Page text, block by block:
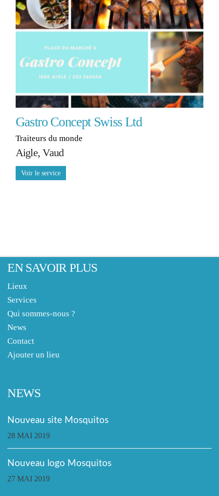
Gastro Concept Swiss Ltd
Traiteurs du monde
Aigle, Vaud
EN SAVOIR PLUS
Lieux
Services
Qui sommes-nous ?
News
Contact
Ajouter un lieu
NEWS
Nouveau site Mosquitos
28 MAI 2019
Nouveau logo Mosquitos
27 MAI 2019